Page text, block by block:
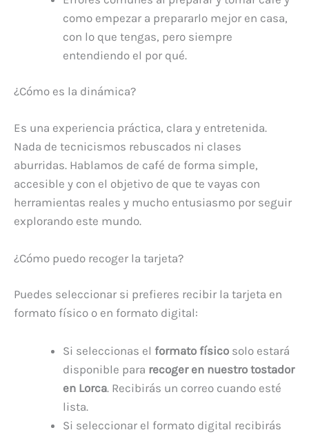
como empezar a prepararlo mejor en casa,
con lo que tengas, pero siempre
entendiendo el por qué.
¿Cómo es la dinámica?
Es una experiencia práctica, clara y entretenida.
Nada de tecnicismos rebuscados ni clases
aburridas. Hablamos de café de forma simple,
accesible y con el objetivo de que te vayas con
herramientas reales y mucho entusiasmo por seguir
explorando este mundo.
¿Cómo puedo recoger la tarjeta?
Puedes seleccionar si prefieres recibir la tarjeta en
formato físico o en formato digital:
Si seleccionas el formato físico solo estará
disponible para recoger en nuestro tostador
en Lorca. Recibirás un correo cuando esté
lista.
Si seleccionar el formato digital recibirás